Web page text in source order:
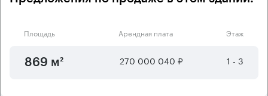
Площадь Арендная плата Этаж
869 м² 270 000 040 ₽ 1 - 3